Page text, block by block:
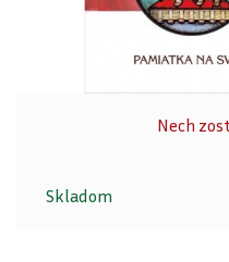
Nech
Skladom